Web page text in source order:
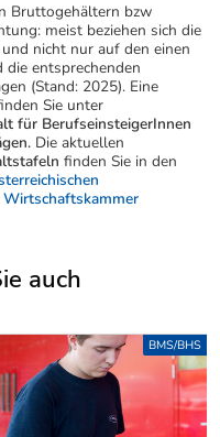
Bruttogehältern bzw
meist beziehen sich die
nicht nur auf den einen
entsprechenden
(Stand: 2025). Eine
Sie unter
für BerufseinsteigerInnen
Die aktuellen
finden Sie in den
Wirtschaftskammer
auch
BMS/BHS